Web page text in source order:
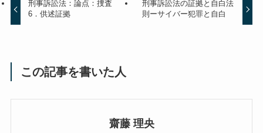
刑事訴訟法：論点：捜査
6．供述証拠
刑事訴訟法の証拠と自白法
則ーサイバー犯罪と自白
この記事を書いた人
齋藤 理央